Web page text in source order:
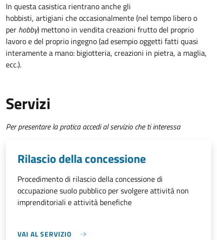
In questa casistica rientrano anche gli
hobbisti, artigiani che occasionalmente (nel tempo libero o
per hobby) mettono in vendita creazioni frutto del proprio
lavoro e del proprio ingegno (ad esempio oggetti fatti quasi
interamente a mano: bigiotteria, creazioni in pietra, a maglia,
ecc.).
Servizi
Per presentare la pratica accedi al servizio che ti interessa
Rilascio della concessione
Procedimento di rilascio della concessione di
occupazione suolo pubblico per svolgere attività non
imprenditoriali e attività benefiche
VAI AL SERVIZIO